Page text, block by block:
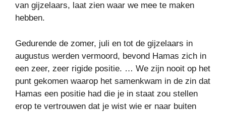
van gijzelaars, laat zien waar we mee te maken
hebben.
Gedurende de zomer, juli en tot de gijzelaars in
augustus werden vermoord, bevond Hamas zich in
een zeer, zeer rigide positie. … We zijn nooit op het
punt gekomen waarop het samenkwam in de zin dat
Hamas een positie had die je in staat zou stellen
erop te vertrouwen dat je wist wie er naar buiten